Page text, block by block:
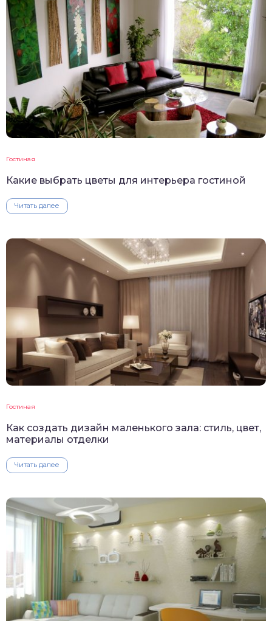
Гостиная
Какие выбрать цветы для интерьера гостиной
Читать далее
Гостиная
Как создать дизайн маленького зала: стиль, цвет,
материалы отделки
Читать далее